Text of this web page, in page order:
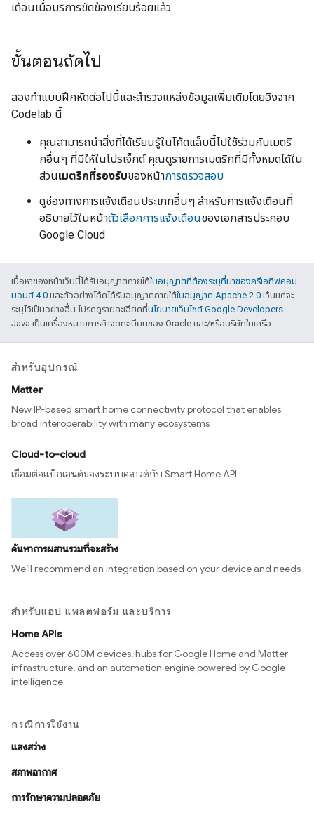
เตือนเมื่อบริการขัดข้องเรียบร้อยแล้ว
ขั้นตอนถัดไป
ลองทำแบบฝึกหัดต่อไปนี้และสำรวจแหล่งข้อมูลเพิ่มเติมโดยอิงจาก
Codelab นี้
คุณสามารถนำสิ่งที่ได้เรียนรู้ในโค้ดแล็บนี้ไปใช้ร่วมกับเมตริ
กอื่นๆ ที่มีให้ในโปรเจ็กต์ คุณดูรายการเมตริกที่มีทั้งหมดได้ใน
ส่วนเมตริกที่รองรับของหน้าการตรวจสอบ
ดูช่องทางการแจ้งเตือนประเภทอื่นๆ สำหรับการแจ้งเตือนที่
อธิบายไว้ในหน้าตัวเลือกการแจ้งเตือนของเอกสารประกอบ
Google Cloud
เนื้อหาของหน้าเว็บนี้ได้รับอนุญาตภายใต้ใบอนุญาตที่ต้องระบุที่มาของครีเอทีฟคอม
มอนส์ 4.0 และตัวอย่างโค้ดได้รับอนุญาตภายใต้ใบอนุญาต Apache 2.0 เว้นแต่จะ
ระบุไว้เป็นอย่างอื่น โปรดดูรายละเอียดที่นโยบายเว็บไซต์ Google Developers
Java เป็นเครื่องหมายการค้าจดทะเบียนของ Oracle และ/หรือบริษัทในเครือ
สำหรับอุปกรณ์
Matter
New IP-based smart home connectivity protocol that enables
broad interoperability with many ecosystems
Cloud-to-cloud
เชื่อมต่อแบ็กเอนด์ของระบบคลาวด์กับ Smart Home API
ค้นหาการผสานรวมที่จะสร้าง
We’ll recommend an integration based on your device and needs
สำหรับแอป แพลตฟอร์ม และบริการ
Home APIs
Access over 600M devices, hubs for Google Home and Matter
infrastructure, and an automation engine powered by Google
intelligence
กรณีการใช้งาน
แสงสว่าง
สภาพอากาศ
การรักษาความปลอดภัย